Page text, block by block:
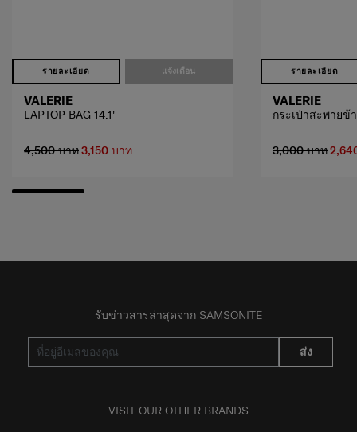
รายละเอียด แจ้งเตือน
VALERIE
LAPTOP BAG 14.1'
4,500 บาท3,150 บาท
รายละเอียด
VALERIE
กระเป๋าสะพายข้
3,000 บาท
รับข่าวสารล่าสุดจาก SAMSONITE
ส่ง
VISIT OUR OTHER BRANDS